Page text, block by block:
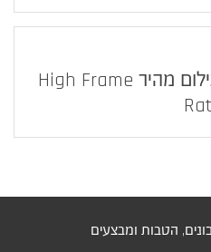
האפשרויות שלכם לצילום מהיר High Frame
הטבות ומבצעים